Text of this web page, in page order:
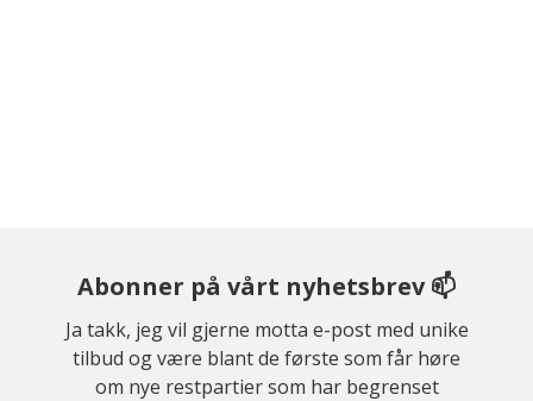
Abonner på vårt nyhetsbrev 📫
Ja takk, jeg vil gjerne motta e-post med unike
tilbud og være blant de første som får høre
om nye restpartier som har begrenset